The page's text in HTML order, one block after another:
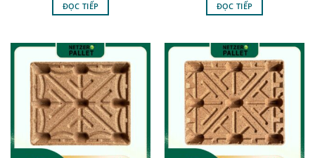
ĐỌC TIẾP ĐỌC TIẾP